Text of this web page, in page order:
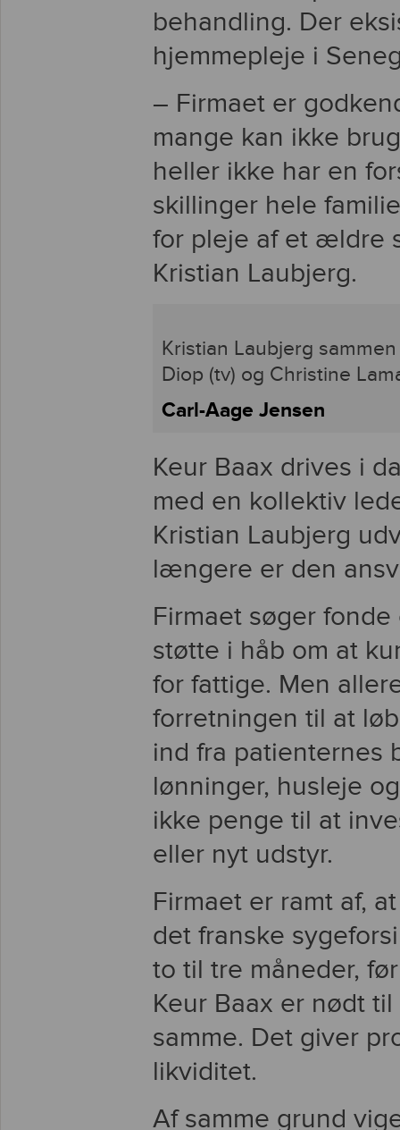
behandling. Der
hjemmepleje i
– Firmaet er
mange kan ikke
heller ikke har en
skillinger hele
for pleje af et ældre
Kristian Laubjerg.
Kristian Laubjerg
Diop (tv) og Christine
Carl-Aage Jensen
Keur Baax drives i
med en kollektiv
Kristian Laubjerg
længere er den
Firmaet søger
støtte i håb om at
for fattige. Men
forretningen til at
ind fra patienternes
lønninger, husleje
ikke penge til at
eller nyt udstyr.
Firmaet er ramt af,
det franske
to til tre måneder,
Keur Baax er nødt
samme. Det giver
likviditet.
Af samme grund